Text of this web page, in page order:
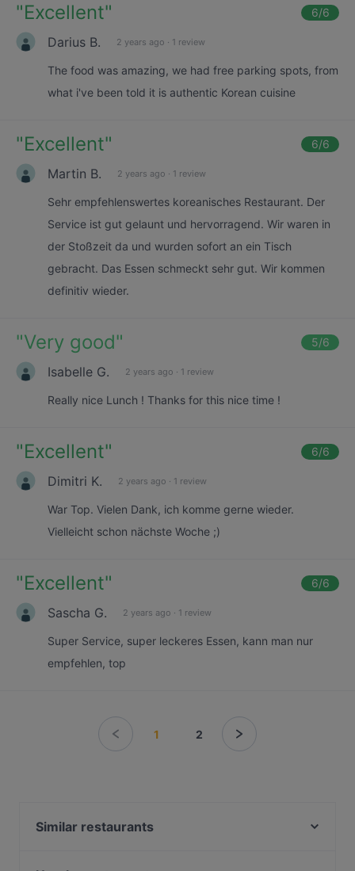
"Excellent" 6/6
Darius B. 2 years ago · 1 review
The food was amazing, we had free parking spots, from
what i've been told it is authentic Korean cuisine
"Excellent" 6/6
Martin B. 2 years ago · 1 review
Sehr empfehlenswertes koreanisches Restaurant. Der
Service ist gut gelaunt und hervorragend. Wir waren in
der Stoßzeit da und wurden sofort an ein Tisch
gebracht. Das Essen schmeckt sehr gut. Wir kommen
definitiv wieder.
"Very good" 5/6
Isabelle G. 2 years ago · 1 review
Really nice Lunch ! Thanks for this nice time !
"Excellent" 6/6
Dimitri K. 2 years ago · 1 review
War Top. Vielen Dank, ich komme gerne wieder.
Vielleicht schon nächste Woche ;)
"Excellent" 6/6
Sascha G. 2 years ago · 1 review
Super Service, super leckeres Essen, kann man nur
empfehlen, top
1 2
Similar restaurants